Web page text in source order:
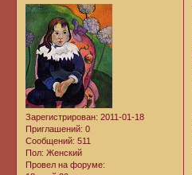
Зарегистрирован: 2011-01-18
Приглашений: 0
Сообщений: 511
Пол: Женский
Провел на форуме: